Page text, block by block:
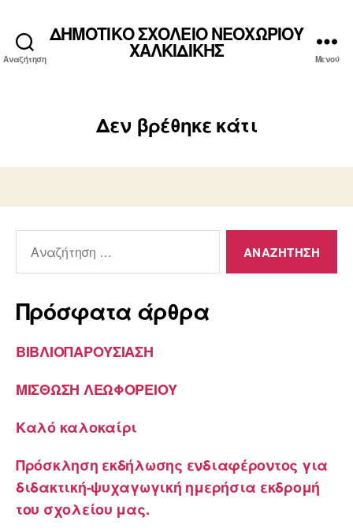
Αναζήτηση
ΔΗΜΟΤΙΚΟ ΣΧΟΛΕΙΟ ΝΕΟΧΩΡΙΟΥ
ΧΑΛΚΙΔΙΚΗΣ Μενού
Δεν βρέθηκε κάτι
για:
Πρόσφατα άρθρα
ΒΙΒΛΙΟΠΑΡΟΥΣΙΑΣΗ
ΜΙΣΘΩΣΗ ΛΕΩΦΟΡΕΙΟΥ
Καλό καλοκαίρι
Πρόσκληση εκδήλωσης ενδιαφέροντος για
διδακτική-ψυχαγωγική ημερήσια εκδρομή
του σχολείου μας.